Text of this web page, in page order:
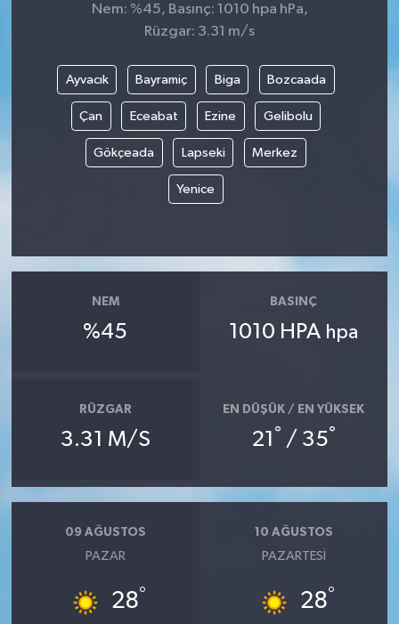
Nem: %45, Basınç: 1010 hpa hPa,
Rüzgar: 3.31 m/s
Ayvacık Bayramiç Biga Bozcaada
Çan Eceabat Ezine Gelibolu
Gökçeada Lapseki Merkez
Yenice
NEM
%45
BASINÇ
1010 HPA hpa
RÜZGAR
3.31 M/S
EN DÜŞÜK / EN YÜKSEK
21 ° / 35°
09 AĞUSTOS
PAZAR
28°
10 AĞUSTOS
PAZARTESI
28°